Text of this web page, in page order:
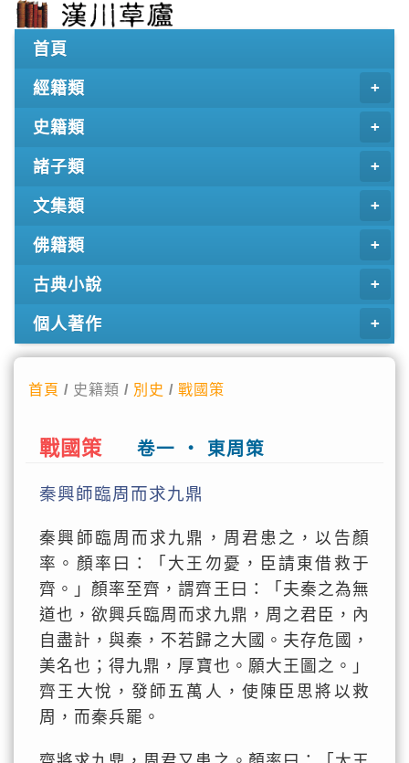
首頁
經籍類
史籍類
諸子類
文集類
佛籍類
古典小說
個人著作
首頁 / 史籍類 / 別史 /戰國策
戰國策 卷一 ‧ 東周策
秦興師臨周而求九鼎
秦興師臨周而求九鼎，周君患之，以告顏
率。顏率曰：「大王勿憂，臣請東借救于
齊。」顏率至齊，謂齊王曰：「夫秦之為無
道也，欲興兵臨周而求九鼎，周之君臣，內
自盡計，與秦，不若歸之大國。夫存危國，
美名也；得九鼎，厚寶也。願大王圖之。」
齊王大悅，發師五萬人，使陳臣思將以救
周，而秦兵罷。